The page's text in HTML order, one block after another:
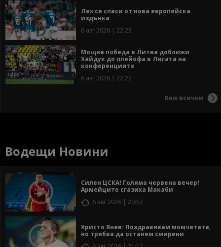
Лех се спаси от нова европейска
издънка
6 авг 2026 | 22:23
Мощна победа в Литва доближи
Хайдук до плейофа в Лигата на
конференциите
6 авг 2026 | 22:22
Виж всички
Водещи Новини
Силен ЦСКА! Голяма червена вечер!
Армейците сгазиха Макаби
6 авг 2026 | 20:52
Христо Янев: Поздравявам момчетата,
но трябва да останем смирени